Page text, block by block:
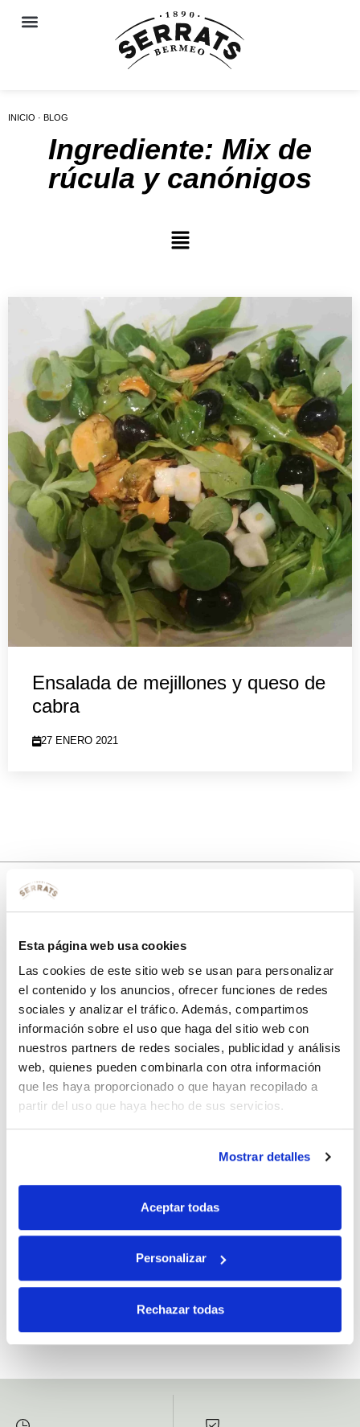
Esta página web usa cookies
Las cookies de este sitio web se usan para personalizar
el contenido y los anuncios, ofrecer funciones de redes
sociales y analizar el tráfico. Además, compartimos
información sobre el uso que haga del sitio web con
nuestros partners de redes sociales, publicidad y análisis
web, quienes pueden combinarla con otra información
que les haya proporcionado o que hayan recopilado a
partir del uso que haya hecho de sus servicios.
Mostrar detalles
Aceptar todas
Personalizar
Rechazar todas
INICIO · BLOG
Ingrediente: Mix de
rúcula y canónigos
Ensalada de mejillones y queso de
cabra
27 ENERO 2021
con tu primera compra.
Apúntatea nuestra newsletter para recibir nuestras ofertas
disfruta de
un 10% de descuento en tu primera compra.
Si, he leído y acepto la política de protección de datos.
fines comerciales, legitimación: consentimiento, destinatarios: proveedor de
mensajería online, derechos: Acceder, rectificar y suprimir los datos, así como
otros derechos, como se explica en la información adicional.